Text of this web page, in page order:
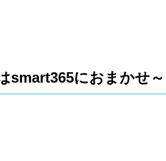
smart365におまかせ～